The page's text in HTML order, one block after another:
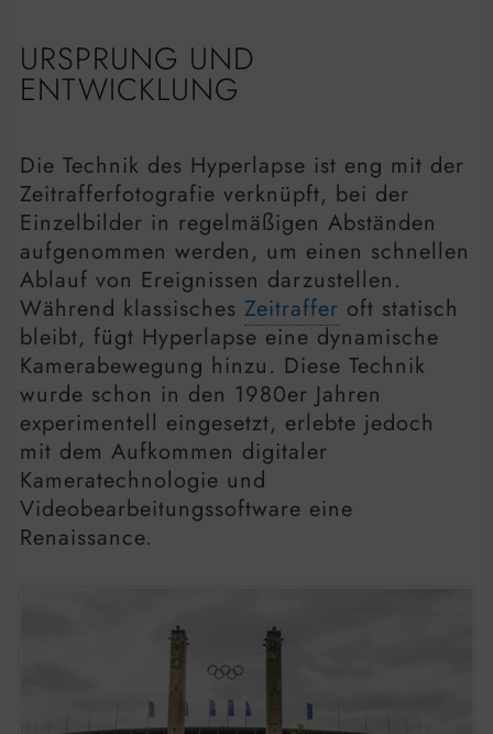
URSPRUNG UND
ENTWICKLUNG
Die Technik des Hyperlapse ist eng mit der
Zeitrafferfotografie verknüpft, bei der
Einzelbilder in regelmäßigen Abständen
aufgenommen werden, um einen schnellen
Ablauf von Ereignissen darzustellen.
Während klassisches Zeitraffer oft statisch
bleibt, fügt Hyperlapse eine dynamische
Kamerabewegung hinzu. Diese Technik
wurde schon in den 1980er Jahren
experimentell eingesetzt, erlebte jedoch
mit dem Aufkommen digitaler
Kameratechnologie und
Videobearbeitungssoftware eine
Renaissance.